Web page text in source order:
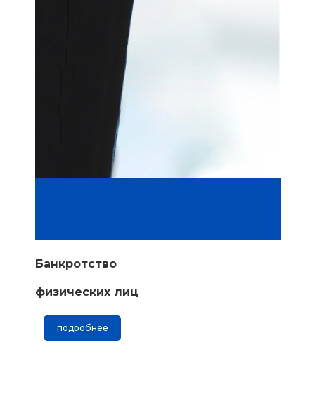
Банкротство
физических лиц
подробнее